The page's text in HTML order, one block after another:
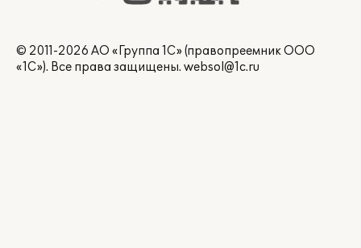
© 2011-2026 АО «Группа 1С» (правопреемник ООО
«1С»). Все права защищены. websol@1c.ru